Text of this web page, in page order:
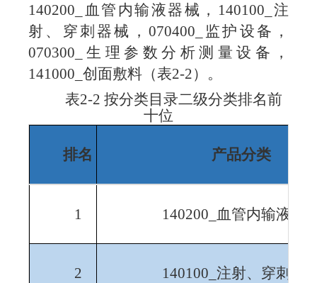
140200_
血管内输液器械， 140100_ 注
射、穿刺器械， 070400_
监护设备，
070300_
生理参数分析测量设备，
141000_ 创面敷料（表2-2）。
表2-2 按分类目录二级分类排名前
十位
排名 产品分类
1 140200_ 血管内输液器
2 140100_ 注射、穿刺器